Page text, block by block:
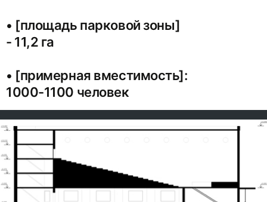
• [площадь парковой зоны]
- 11,2 га
• [примерная вместимость]:
1000-1100 человек